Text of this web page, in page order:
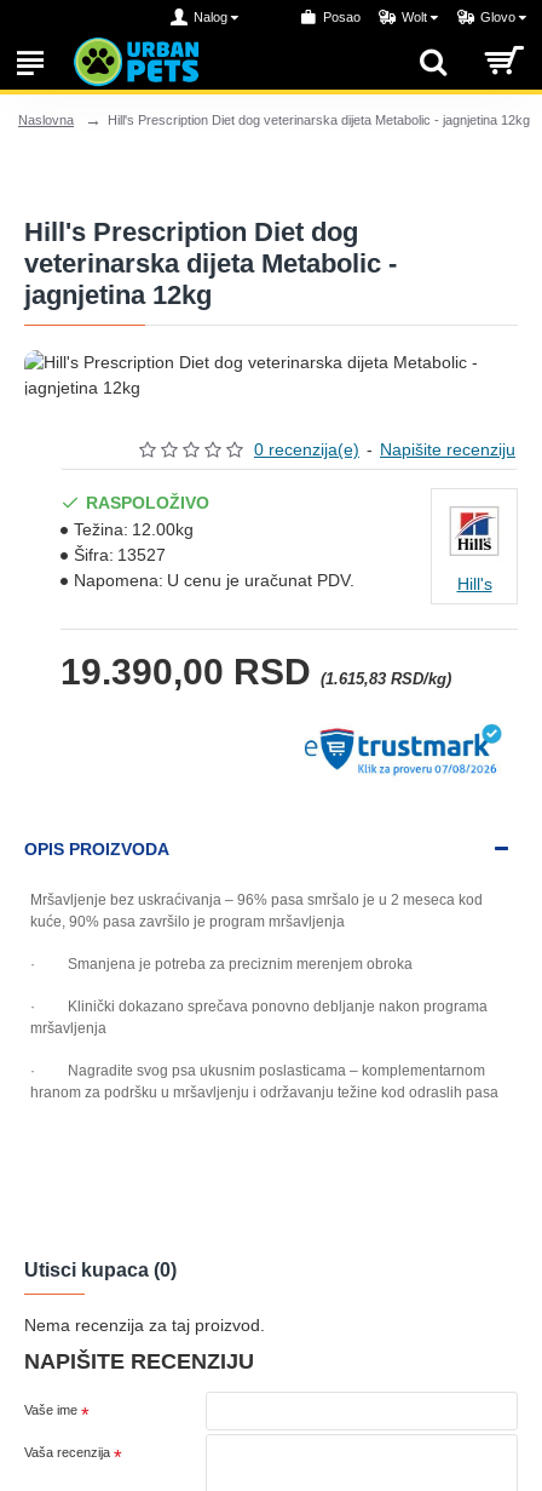
Nalog Posao Wolt Glovo
Naslovna Hill's Prescription Diet dog veterinarska dijeta Metabolic - jagnjetina 12kg
Hill's Prescription Diet dog
veterinarska dijeta Metabolic -
jagnjetina 12kg
0 recenzija(e) - Napišite recenziju
19.390,00 RSD (1.615,83 RSD/kg)
RASPOLOŽIVO
Težina: 12.00kg
Šifra: 13527
Napomena: U cenu je uračunat PDV. Hill's
OPIS PROIZVODA
Mršavljenje bez uskraćivanja – 96% pasa smršalo je u 2 meseca kod
kuće, 90% pasa završilo je program mršavljenja
· Smanjena je potreba za preciznim merenjem obroka
· Klinički dokazano sprečava ponovno debljanje nakon programa
mršavljenja
· Nagradite svog psa ukusnim poslasticama – komplementarnom
hranom za podršku u mršavljenju i održavanju težine kod odraslih pasa
Utisci kupaca (0)
Nema recenzija za taj proizvod.
NAPIŠITE RECENZIJU
Vaše ime
Vaša recenzija